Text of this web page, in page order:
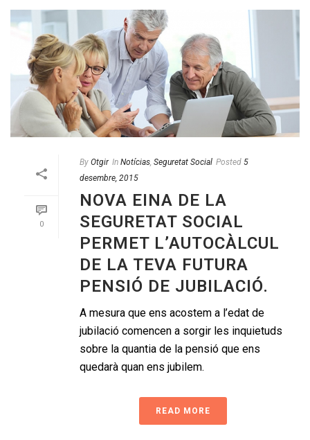
0
By Otgir In Notícias, Seguretat Social Posted 5
desembre, 2015
NOVA EINA DE LA
SEGURETAT SOCIAL
PERMET L’AUTOCÀLCUL
DE LA TEVA FUTURA
PENSIÓ DE JUBILACIÓ.
A mesura que ens acostem a l’edat de
jubilació comencen a sorgir les inquietuds
sobre la quantia de la pensió que ens
quedarà quan ens jubilem.
READ MORE